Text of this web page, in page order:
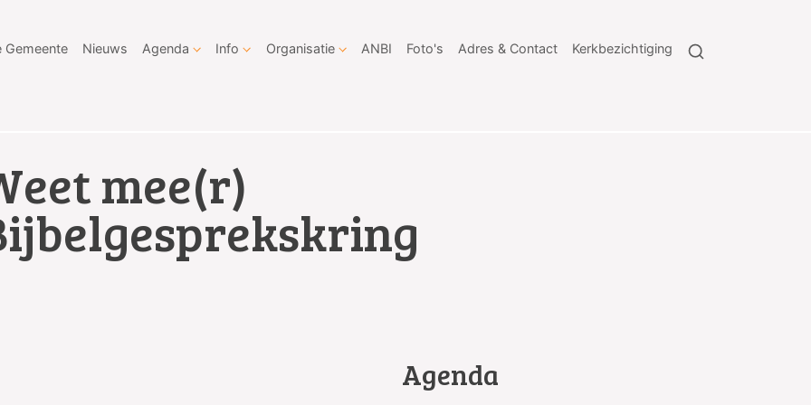
Gemeente Nieuws Agenda Info Organisatie ANBI Foto's Adres & Contact Kerkbezichtiging
mee(r)
Agenda